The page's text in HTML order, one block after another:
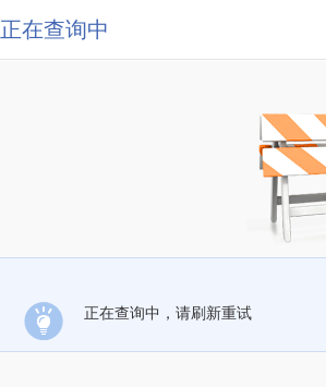
正在查询中
正在查询中，请刷新重试